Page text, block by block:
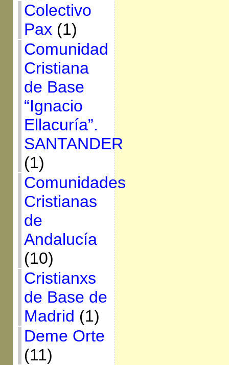
Colectivo
Pax (1)
Comunidad
Cristiana
de Base
“Ignacio
Ellacuría”.
SANTANDER
(1)
Comunidades
Cristianas
de
Andalucía
(10)
Cristianxs
de Base de
Madrid (1)
Deme Orte
(11)